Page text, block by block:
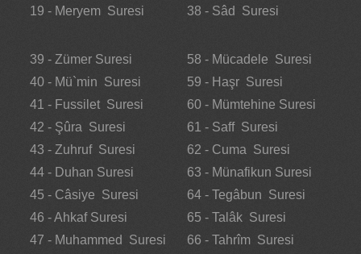
19 - Meryem Suresi
38 - Sâd Suresi
39 - Zümer Suresi
40 - Mü`min Suresi
41 - Fussilet Suresi
42 - Şûra Suresi
43 - Zuhruf Suresi
44 - Duhan Suresi
45 - Câsiye Suresi
46 - Ahkaf Suresi
47 - Muhammed Suresi
58 - Mücadele Suresi
59 - Haşr Suresi
60 - Mümtehine Suresi
61 - Saff Suresi
62 - Cuma Suresi
63 - Münafikun Suresi
64 - Tegâbun Suresi
65 - Talâk Suresi
66 - Tahrîm Suresi